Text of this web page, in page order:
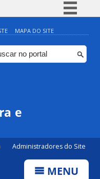
Simplifique!
Comunica BR
Participe
MAPA DO SITE
e
Administradores do Site
MENU